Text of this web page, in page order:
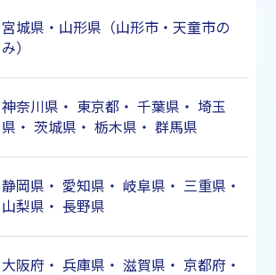
宮城県・山形県（山形市・天童市の
み）
神奈川県 ・ 東京都・ 千葉県 ・ 埼玉
県 ・ 茨城県 ・ 栃木県 ・ 群馬県
静岡県 ・ 愛知県 ・ 岐阜県 ・ 三重県 ・
山梨県 ・ 長野県
大阪府 ・ 兵庫県 ・ 滋賀県 ・ 京都府 ・